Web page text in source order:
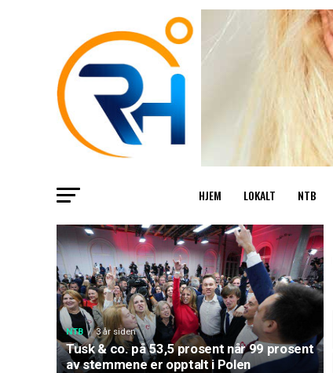
HJEM LOKALT NTB
NTB 3 år siden
Tusk & co. på 53,5 prosent når 99 prosent
av stemmene er opptalt i Polen